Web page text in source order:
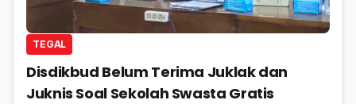
TEGAL
Disdikbud Belum Terima Juklak dan
Juknis Soal Sekolah Swasta Gratis